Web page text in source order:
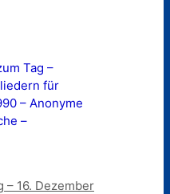
Tag –
für
– Anonyme
–
– 16. Dezember